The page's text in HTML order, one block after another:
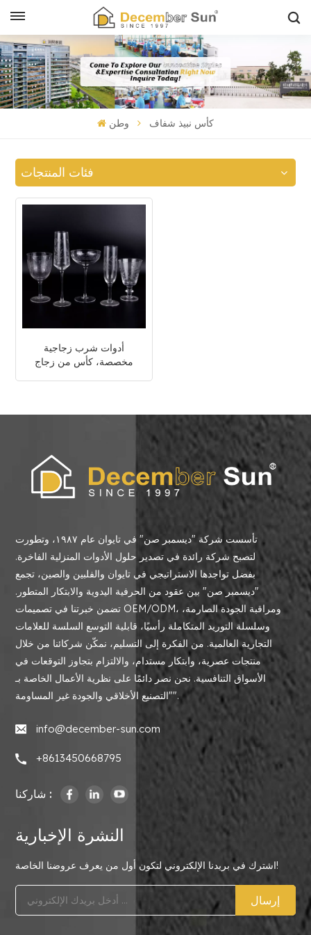
وطن كأس نبيذ شفاف
فئات المنتجات
أدوات شرب زجاجية
مخصصة، كأس من زجاج
تأسست شركة "ديسمبر صن" في تايوان عام ١٩٨٧، وتطورت
لتصبح شركة رائدة في تصدير حلول الأدوات المنزلية الفاخرة.
بفضل تواجدها الاستراتيجي في تايوان والفلبين والصين، تجمع
"ديسمبر صن" بين عقود من الحرفية اليدوية والابتكار المتطور.
تضمن خبرتنا في تصميمات OEM/ODM، ومراقبة الجودة الصارمة،
وسلسلة التوريد المتكاملة رأسيًا، قابلية التوسع السلسة للعلامات
التجارية العالمية. من الفكرة إلى التسليم، نمكّن شركائنا من خلال
منتجات عصرية، وابتكار مستدام، والالتزام بتجاوز التوقعات في
الأسواق التنافسية. نحن نصر دائمًا على نظرية الأعمال الخاصة بـ
"التصنيع الأخلاقي والجودة غير المساومة".
info@december-sun.com
+8613450668795
شاركنا :
النشرة الإخبارية
اشترك في بريدنا الإلكتروني لتكون أول من يعرف عروضنا الخاصة!
إرسال